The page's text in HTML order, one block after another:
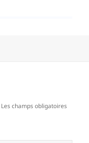
Les champs obligatoires